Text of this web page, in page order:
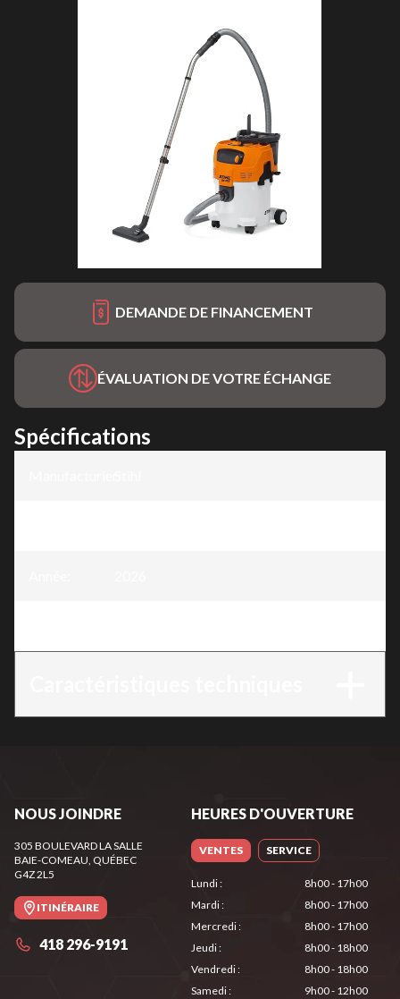
DEMANDE DE FINANCEMENT
ÉVALUATION DE VOTRE ÉCHANGE
Spécifications
NOUS JOINDRE
305 BOULEVARD LA SALLE
BAIE-COMEAU, QUÉBEC
G4Z 2L5
ITINÉRAIRE
418 296-9191
HEURES D'OUVERTURE
VENTES SERVICE
Lundi:
8h00 - 17h00
Mardi:
8h00 - 17h00
Mercredi:
8h00 - 17h00
Jeudi:
8h00 - 18h00
Vendredi:
8h00 - 18h00
Samedi: 9h00 - 12h00